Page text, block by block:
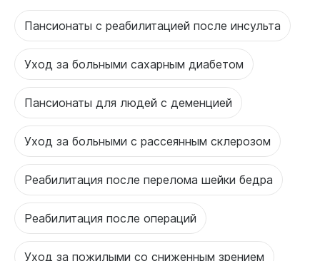
Пансионаты с реабилитацией после инсульта
Уход за больными сахарным диабетом
Пансионаты для людей с деменцией
Уход за больными с рассеянным склерозом
Реабилитация после перелома шейки бедра
Реабилитация после операций
Уход за пожилыми со сниженным зрением